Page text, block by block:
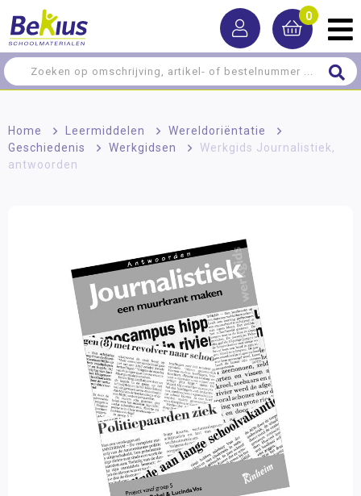
0
Home > Leermiddelen > Wereldoriëntatie
>
Geschiedenis
> Werkgidsen >
Werkgids Journalistiek,
antwoorden